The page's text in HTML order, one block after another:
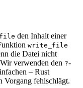
den Inhalt einer
write_file
die Datei nicht
verwenden den ?-
– Rust
Vorgang fehlschlägt.